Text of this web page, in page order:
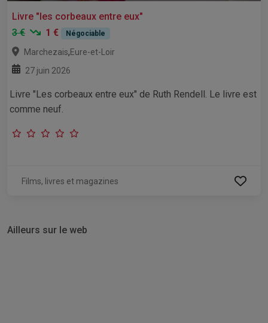
Livre "les corbeaux entre eux"
3 €
1 € Négociable
Marchezais,Eure-et-Loir
27 juin 2026
Livre "Les corbeaux entre eux" de Ruth Rendell. Le livre est
comme neuf.
Films, livres et magazines
Ailleurs sur le web